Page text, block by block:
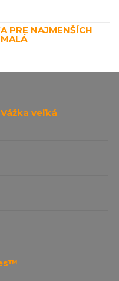
PRE NAJMENŠÍCH
veľká